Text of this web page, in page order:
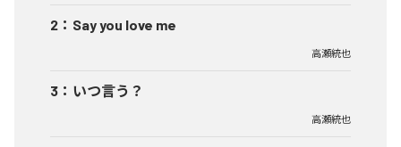
2 ： Say you love me
高瀬統也
3 ： いつ言う？
高瀬統也